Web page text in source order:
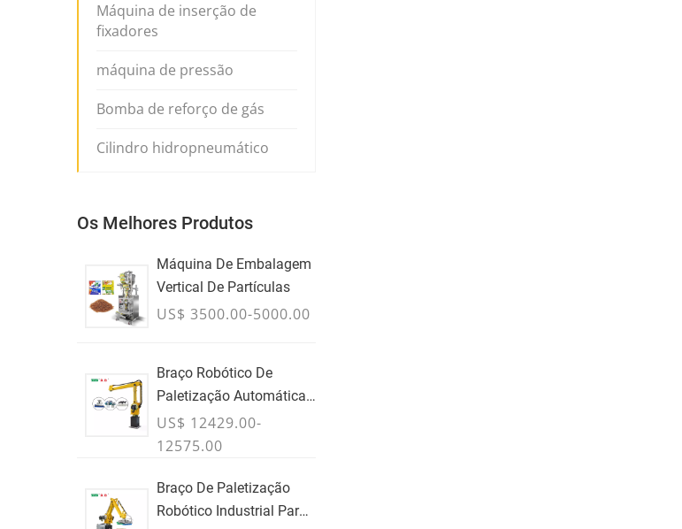
Máquina de inserção de
fixadores
máquina de pressão
Bomba de reforço de gás
Cilindro hidropneumático
Os Melhores Produtos
Máquina De Embalagem
Vertical De Partículas
US$ 3500.00-5000.00
Braço Robótico De
Paletização Automática
Para Caixas & Bolsas
US$ 12429.00-
12575.00
Braço De Paletização
Robótico Industrial Para